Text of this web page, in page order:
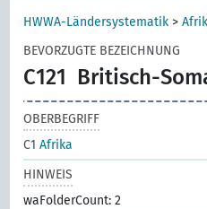
HWWA-Ländersystematik >
BEVORZUGTE BEZEICHNUNG
C121 Britisch-
OBERBEGRIFF
C1Afrika
HINWEIS
waFolderCount: 2